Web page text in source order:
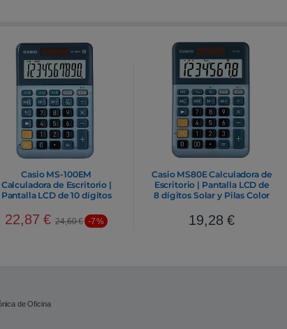
Casio MS-100EM
Calculadora de Escritorio |
Pantalla LCD de 10 dígitos
22,87€ 24,60€ -7%
Casio MS80E Calculadora de
Escritorio | Pantalla LCD de
8 dígitos Solar y Pilas Color
19,28€
de Oficina